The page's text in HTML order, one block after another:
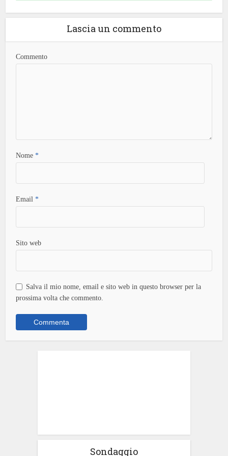
Lascia un commento
Commento
Nome*
Email*
Sito web
Salva il mio nome, email e sito web in questo browser per la
prossima volta che commento.
Sondaggio